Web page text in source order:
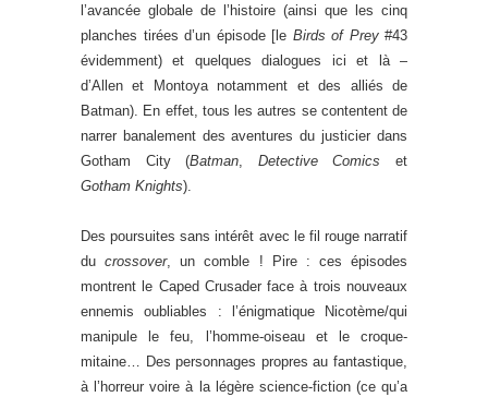
l’avancée globale de l’histoire (ainsi que les cinq
planches tirées d’un épisode [le Birds of Prey#43
évidemment) et quelques dialogues ici et là –
d’Allen et Montoya notamment et des alliés de
Batman). En effet, tous les autres se contentent de
narrer banalement des aventures du justicier dans
Gotham City (Batman Detective Comics et
Gotham Knights).
Des poursuites sans intérêt avec le fil rouge narratif
ducrossover, un comble ! Pire : ces épisodes
montrent le Caped Crusader face à trois nouveaux
ennemis oubliables : l’énigmatique Nicotème/qui
manipule le feu, l’homme-oiseau et le croque-
mitaine… Des personnages propres au fantastique,
à l’horreur voire à la légère science-fiction (ce qu’a